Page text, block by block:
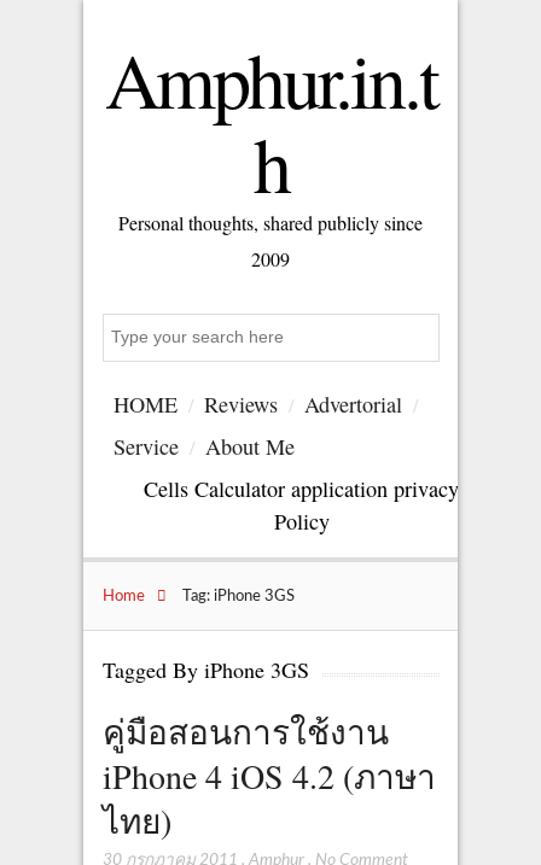
Amphur.in.t
h
Personal thoughts, shared publicly since
2009
HOME Reviews
Advertorial
Service
About Me
Cells Calculator application privacy
Policy
Home Tag: iPhone 3GS
Tagged By iPhone 3GS
คู่มือสอนการใช้งาน
iPhone 4 iOS 4.2 (ภาษา
ไทย)
30 กรกฎาคม 2011 , Amphur, No Comment